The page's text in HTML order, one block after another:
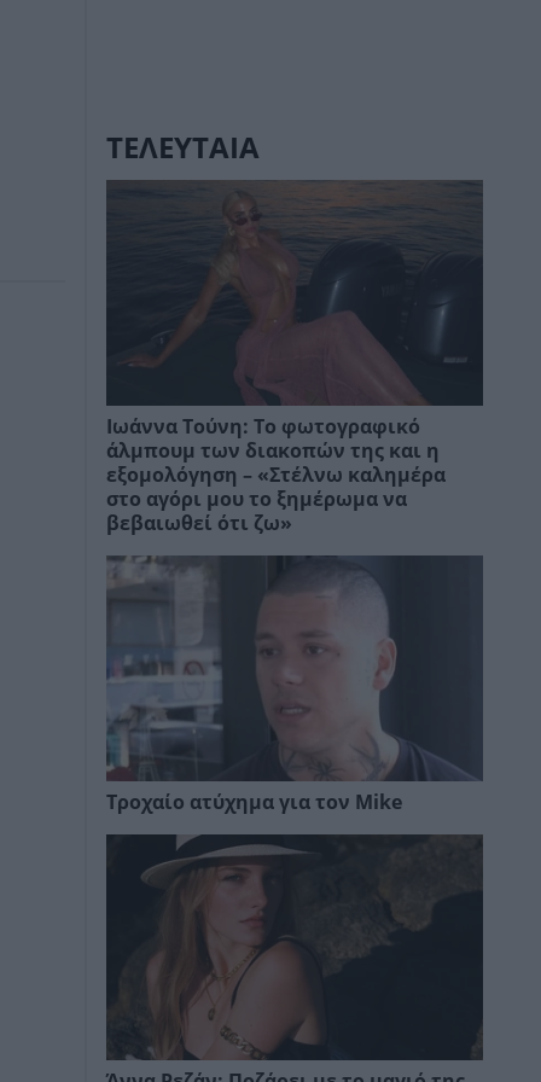
ΤΕΛΕΥΤΑΙΑ
Ιωάννα Τούνη: Το φωτογραφικό
άλμπουμ των διακοπών της και η
εξομολόγηση – «Στέλνω καλημέρα
στο αγόρι μου το ξημέρωμα να
βεβαιωθεί ότι ζω»
Τροχαίο ατύχημα για τον Mike